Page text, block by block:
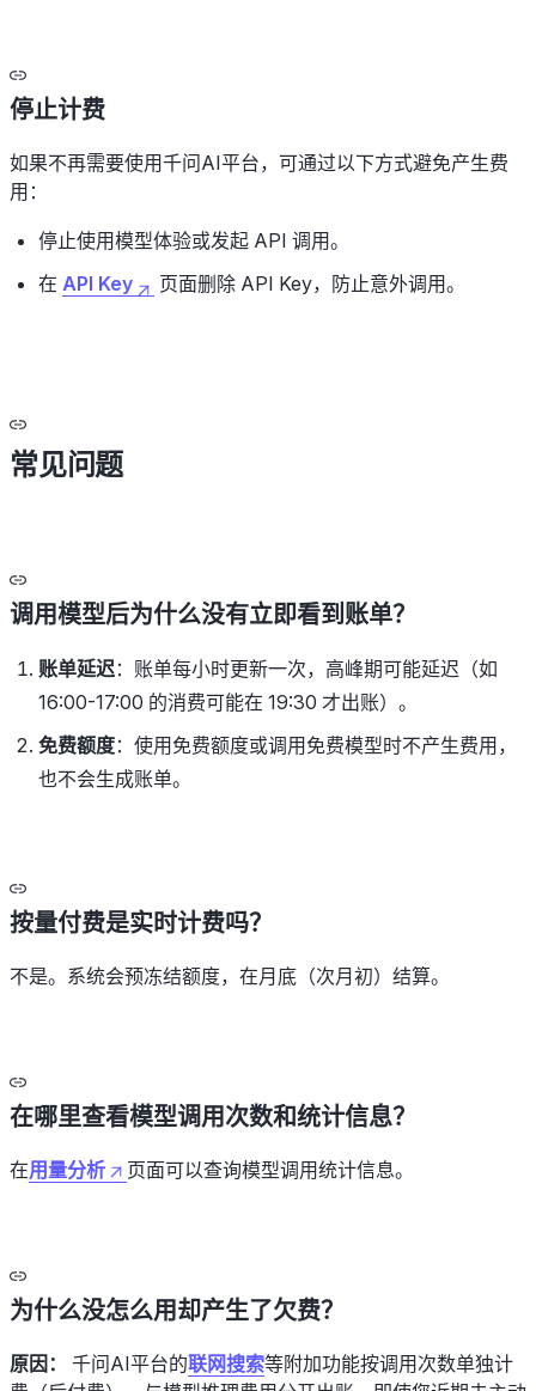
停止计费
如果不再需要使用千问AI平台，可通过以下方式避免产生费
用：
停止使用模型体验或发起 API 调用。
在 API Key 页面删除 API Key，防止意外调用。
常见问题
调用模型后为什么没有立即看到账单？
账单延迟：账单每小时更新一次，高峰期可能延迟（如
16:00-17:00 的消费可能在 19:30 才出账）。
免费额度：使用免费额度或调用免费模型时不产生费用，
也不会生成账单。
按量付费是实时计费吗？
不是。系统会预冻结额度，在月底（次月初）结算。
在哪里查看模型调用次数和统计信息？
在用量分析 页面可以查询模型调用统计信息。
为什么没怎么用却产生了欠费？
原因： 千问AI平台的联网搜索等附加功能按调用次数单独计